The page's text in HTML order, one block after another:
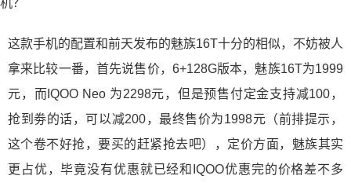
这款手机的配置和前天发布的魅族16T十分的相似，不妨被人
拿来比较一番，首先说售价，6+128G版本，魅族16T为1999
元，而IQOO Neo 为2298元，但是预售付定金支持减100，
抢到劵的话，可以减200，最终售价为1998元（前排提示，
这个卷不好抢，要买的赶紧抢去吧），定价方面，魅族其实
更占优，毕竟没有优惠就已经和IQOO优惠完的价格差不多